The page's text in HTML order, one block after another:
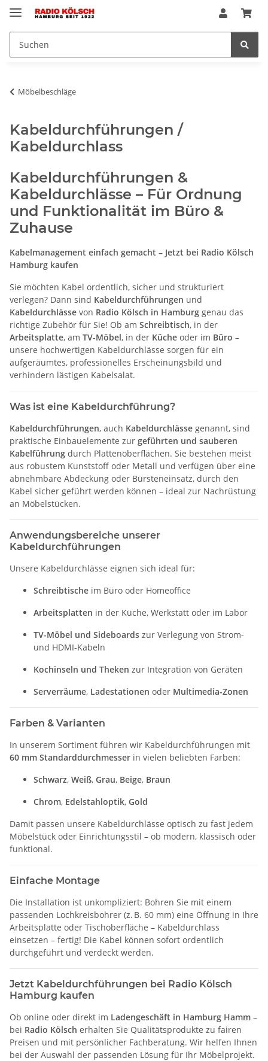
Möbelbeschläge
Kabeldurchführungen /
Kabeldurchlass
Kabeldurchführungen &
Kabeldurchlässe – Für Ordnung
und Funktionalität im Büro &
Zuhause
Kabelmanagement einfach gemacht – Jetzt bei Radio Kölsch
Hamburg kaufen
Sie möchten Kabel ordentlich, sicher und strukturiert
verlegen? Dann sind Kabeldurchführungen und
Kabeldurchlässe von Radio Kölsch in Hamburg genau das
richtige Zubehör für Sie! Ob am Schreibtisch, in der
Arbeitsplatte, am TV-Möbel, in der Küche oder im Büro –
unsere hochwertigen Kabeldurchlässe sorgen für ein
aufgeräumtes, professionelles Erscheinungsbild und
verhindern lästigen Kabelsalat.
Was ist eine Kabeldurchführung?
Kabeldurchführungen, auch Kabeldurchlässe genannt, sind
praktische Einbauelemente zur geführten und sauberen
Kabelführung durch Plattenoberflächen. Sie bestehen meist
aus robustem Kunststoff oder Metall und verfügen über eine
abnehmbare Abdeckung oder Bürsteneinsatz, durch den
Kabel sicher geführt werden können – ideal zur Nachrüstung
an Möbelstücken.
Anwendungsbereiche unserer
Kabeldurchführungen
Unsere Kabeldurchlässe eignen sich ideal für:
Schreibtische im Büro oder Homeoffice
Arbeitsplatten in der Küche, Werkstatt oder im Labor
TV-Möbel und Sideboards zur Verlegung von Strom-
und HDMI-Kabeln
Kochinseln und Theken zur Integration von Geräten
Serverräume, Ladestationen oder Multimedia-Zonen
Farben & Varianten
In unserem Sortiment führen wir Kabeldurchführungen mit
60 mm Standarddurchmesser in vielen beliebten Farben:
Schwarz, Weiß, Grau, Beige, Braun
Chrom, Edelstahloptik, Gold
Damit passen unsere Kabeldurchlässe optisch zu fast jedem
Möbelstück oder Einrichtungsstil – ob modern, klassisch oder
funktional.
Einfache Montage
Die Installation ist unkompliziert: Bohren Sie mit einem
passenden Lochkreisbohrer (z. B. 60 mm) eine Öffnung in Ihre
Arbeitsplatte oder Tischoberfläche – Kabeldurchlass
einsetzen – fertig! Die Kabel können sofort ordentlich
durchgeführt und verdeckt werden.
Jetzt Kabeldurchführungen bei Radio Kölsch
Hamburg kaufen
Ob online oder direkt im Ladengeschäft in Hamburg Hamm –
bei Radio Kölsch erhalten Sie Qualitätsprodukte zu fairen
Preisen und mit persönlicher Fachberatung. Wir helfen Ihnen
bei der Auswahl der passenden Lösung für Ihr Möbelprojekt.